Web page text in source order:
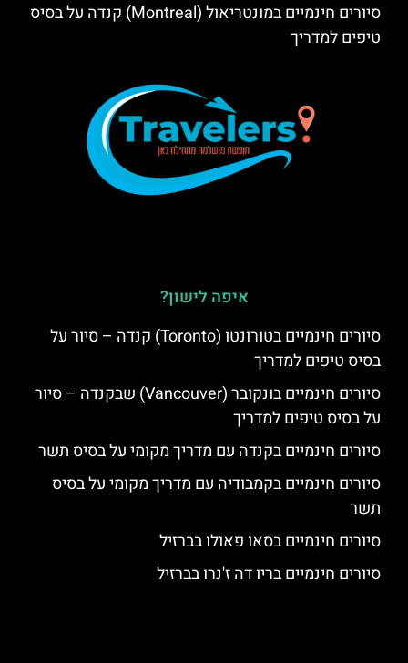
סיורים חינמיים במונטריאול (Montreal) קנדה על בסיס
טיפים למדריך
איפה לישון?
סיורים חינמיים בטורונטו (Toronto) קנדה – סיור על
בסיס טיפים למדריך
סיורים חינמיים בונקובר (Vancouver) שבקנדה – סיור
על בסיס טיפים למדריך
סיורים חינמיים בקנדה עם מדריך מקומי על בסיס תשר
סיורים חינמיים בקמבודיה עם מדריך מקומי על בסיס
תשר
סיורים חינמיים בסאו פאולו בברזיל
סיורים חינמיים בריו דה ז'נרו בברזיל